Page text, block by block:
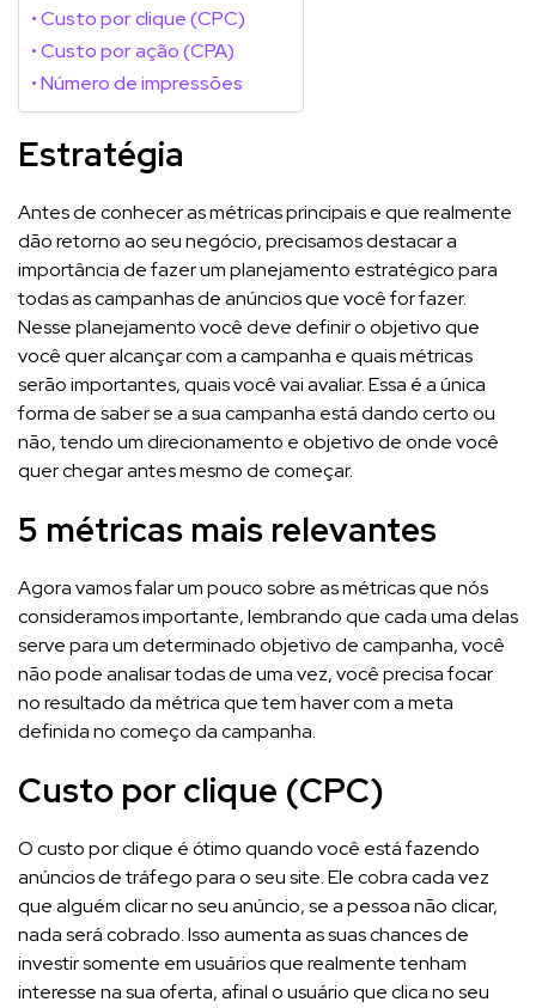
Custo por clique (CPC)
Custo por ação (CPA)
Número de impressões
Estratégia
Antes de conhecer as métricas principais e que realmente
dão retorno ao seu negócio, precisamos destacar a
importância de fazer um planejamento estratégico para
todas as campanhas de anúncios que você for fazer.
Nesse planejamento você deve definir o objetivo que
você quer alcançar com a campanha e quais métricas
serão importantes, quais você vai avaliar. Essa é a única
forma de saber se a sua campanha está dando certo ou
não, tendo um direcionamento e objetivo de onde você
quer chegar antes mesmo de começar.
5 métricas mais relevantes
Agora vamos falar um pouco sobre as métricas que nós
consideramos importante, lembrando que cada uma delas
serve para um determinado objetivo de campanha, você
não pode analisar todas de uma vez, você precisa focar
no resultado da métrica que tem haver com a meta
definida no começo da campanha.
Custo por clique (CPC)
O custo por clique é ótimo quando você está fazendo
anúncios de tráfego para o seu site. Ele cobra cada vez
que alguém clicar no seu anúncio, se a pessoa não clicar,
nada será cobrado. Isso aumenta as suas chances de
investir somente em usuários que realmente tenham
interesse na sua oferta, afinal o usuário que clica no seu